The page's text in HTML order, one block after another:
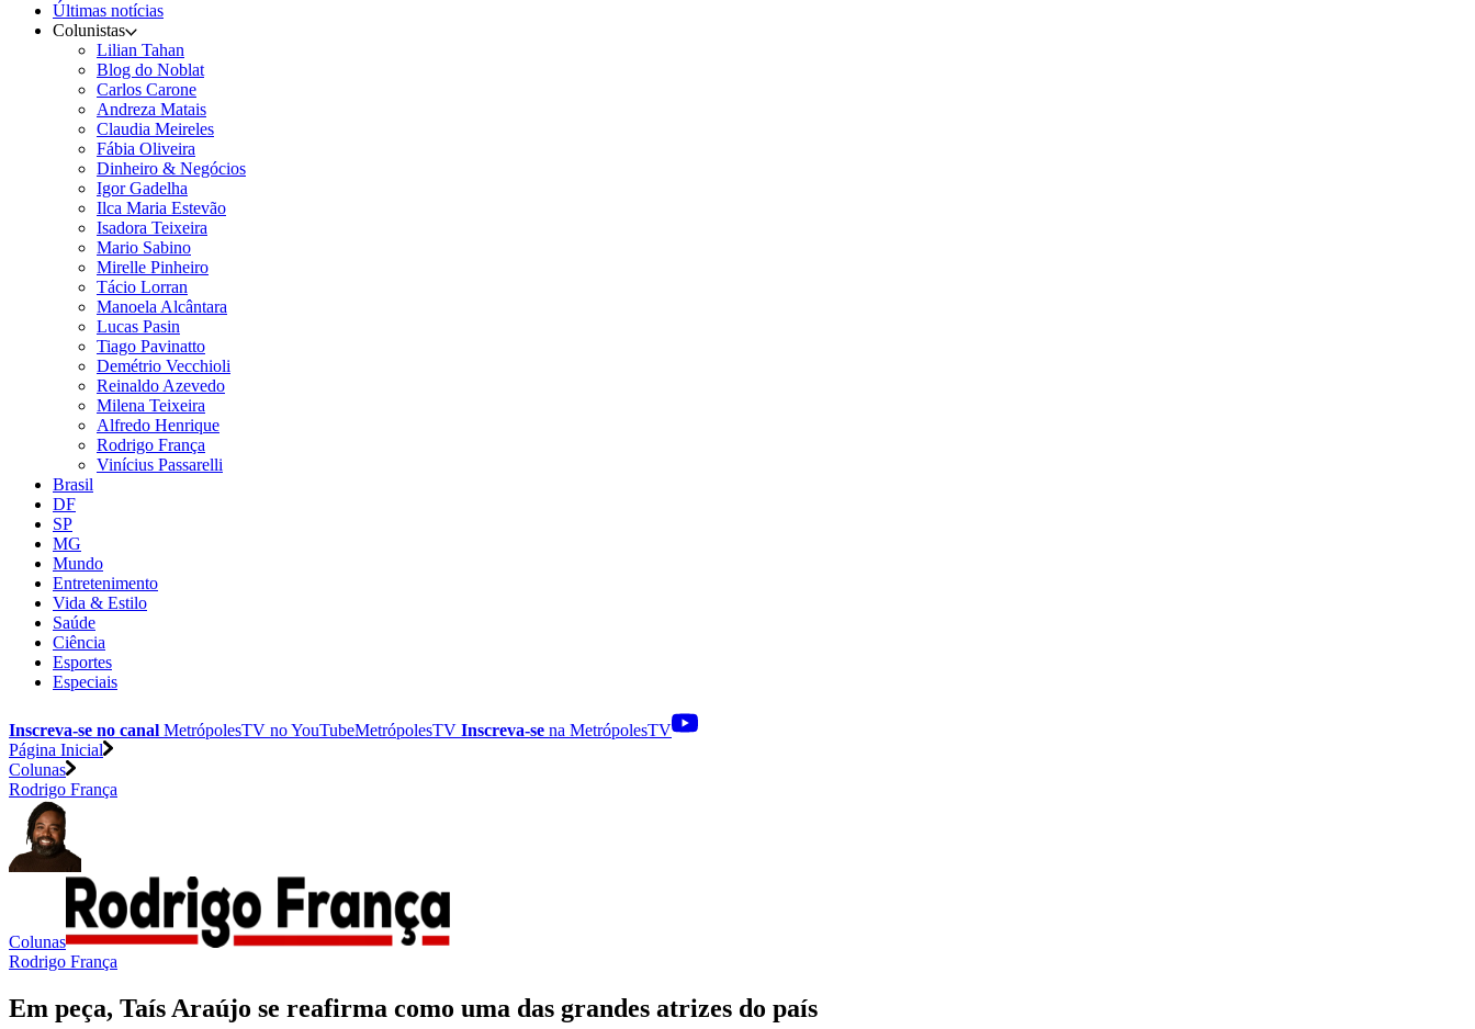
Últimas notícias
Colunistas
Lilian Tahan
Blog do Noblat
Carlos Carone
Andreza Matais
Claudia Meireles
Fábia Oliveira
Dinheiro & Negócios
Igor Gadelha
Ilca Maria Estevão
Isadora Teixeira
Mario Sabino
Mirelle Pinheiro
Tácio Lorran
Manoela Alcântara
Lucas Pasin
Tiago Pavinatto
Demétrio Vecchioli
Reinaldo Azevedo
Milena Teixeira
Alfredo Henrique
Rodrigo França
Vinícius Passarelli
Brasil
DF
SP
MG
Mundo
Entretenimento
Vida & Estilo
Saúde
Ciência
Esportes
Especiais
Inscreva-se no canal MetrópolesTV noYouTubeMetrópolesTV Inscreva-se na MetrópolesTV
Página Inicial
Colunas
Rodrigo França
Colunas
Rodrigo França
Em peça, Taís Araújo se reafirma como uma das grandes atrizes do país